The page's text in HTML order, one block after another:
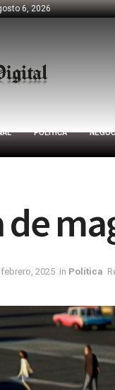
6, 2026
POLÍTICA
febrero, 2025 in Política